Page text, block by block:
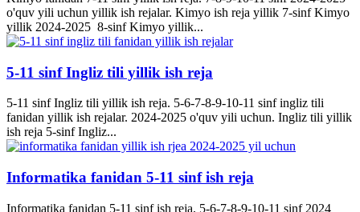
o'quv yili uchun yillik ish rejalar. Kimyo ish reja yillik 7-sinf Kimyo
yillik 2024-2025 8-sinf Kimyo yillik...
5-11 sinf Ingliz tili yillik ish reja
5-11 sinf Ingliz tili yillik ish reja. 5-6-7-8-9-10-11 sinf ingliz tili
fanidan yillik ish rejalar. 2024-2025 o'quv yili uchun. Ingliz tili yillik
ish reja 5-sinf Ingliz...
Informatika fanidan 5-11 sinf ish reja
Informatika fanidan 5-11 sinf ish reja. 5-6-7-8-9-10-11 sinf 2024